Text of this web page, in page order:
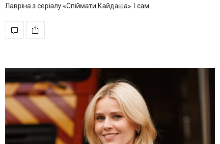
Лавріна з серіалу «Спіймати Кайдаша». І сам…